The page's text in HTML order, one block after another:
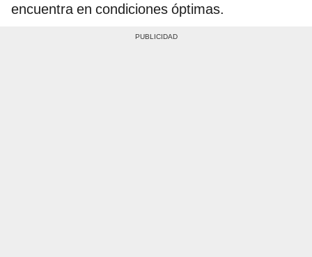
encuentra en condiciones óptimas.